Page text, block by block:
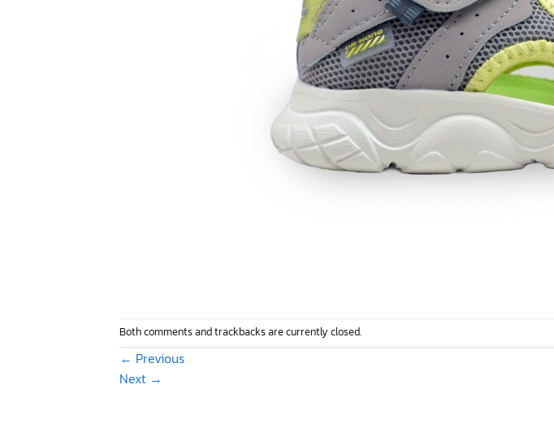
Both comments and trackbacks are currently closed.
← Previous
Next →